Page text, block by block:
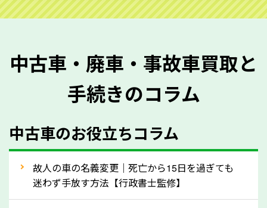
ご準備ください。車検証があることで車両状態や年式
質問させていただく内容は以下の通りとなります。
メーカー／車種
型式／グレード
走行距離（例：約〇万キロ）
車検の満了日
内装や外装の状態
中古車・廃車・事故車買取と
手続きのコラム
中古車のお役立ちコラム
故人の車の名義変更｜死亡から15日を過ぎても
迷わず手放す方法【行政書士監修】